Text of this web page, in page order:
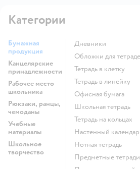
Категории
Бумажная
продукция
Канцелярские
принадлежности
Рабочее место
школьника
Рюкзаки, ранцы,
чемоданы
Учебные
материалы
Школьное
творчество
Дневники
Обложки для
Тетрадь в клетку
Тетрадь в линейку
Офисная бумага
Школьная тетрадь
Тетрадь на кольцах
Настенный
Нотная тетрадь
Предметные тетради